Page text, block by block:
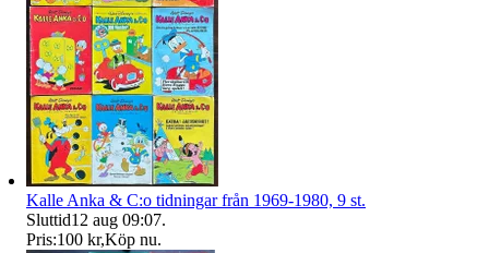
Kalle Anka & C:o tidningar från 1969-1980, 9 st.
Sluttid12 aug 09:07.
Pris:100 kr,Köp nu.